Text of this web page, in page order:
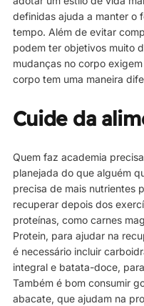
definidas ajuda a manter o
tempo. Além de evitar
podem ter objetivos muito
mudanças no corpo
corpo tem uma maneira
Cuide da
Quem faz academia
planejada do que alguém
precisa de mais nutrientes
recuperar depois dos
proteínas, como carnes
Protein, para ajudar na
é necessário incluir
integral e batata-doce,
Também é bom consumir
abacate, que ajudam na